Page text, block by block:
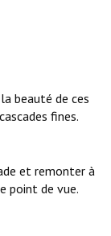
beauté de ces
fines.
et remonter à
point de vue.